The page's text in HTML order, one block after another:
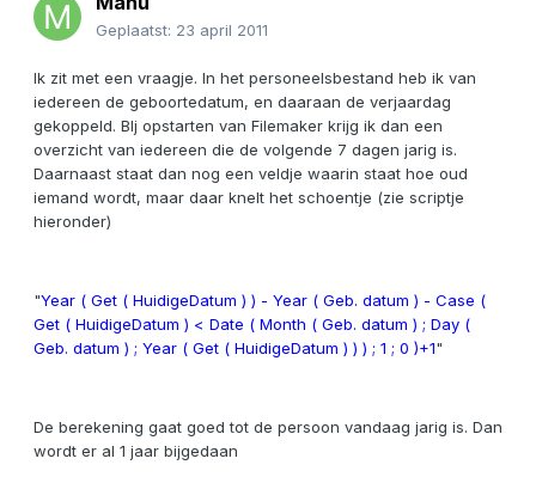
Geplaatst: 23 april 2011
Ik zit met een vraagje. In het personeelsbestand heb ik van
iedereen de geboortedatum, en daaraan de verjaardag
gekoppeld. BIj opstarten van Filemaker krijg ik dan een
overzicht van iedereen die de volgende 7 dagen jarig is.
Daarnaast staat dan nog een veldje waarin staat hoe oud
iemand wordt, maar daar knelt het schoentje (zie scriptje
hieronder)
"Year ( Get ( HuidigeDatum ) ) - Year ( Geb. datum ) - Case (
Get ( HuidigeDatum ) < Date ( Month ( Geb. datum ) ; Day (
Geb. datum ) ; Year ( Get ( HuidigeDatum ) ) ) ; 1 ; 0 )+1"
De berekening gaat goed tot de persoon vandaag jarig is. Dan
wordt er al 1 jaar bijgedaan